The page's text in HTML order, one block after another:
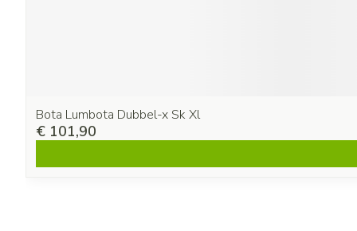
Bota Lumbota Dubbel-x Sk Xl
€ 101,90